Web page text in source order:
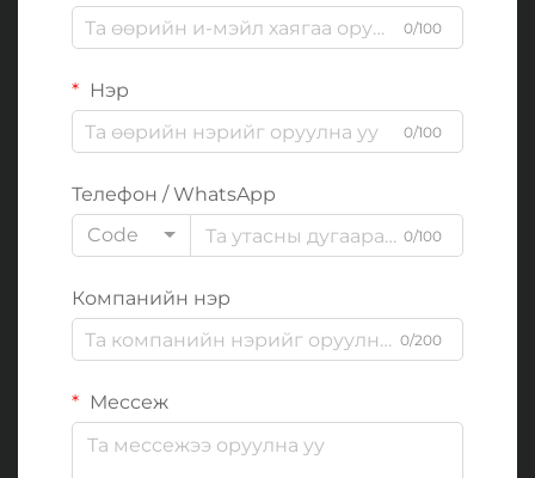
0/100
Нэр
0/100
Телефон / WhatsApp
Code
0/100
Компанийн нэр
0/200
Мессеж